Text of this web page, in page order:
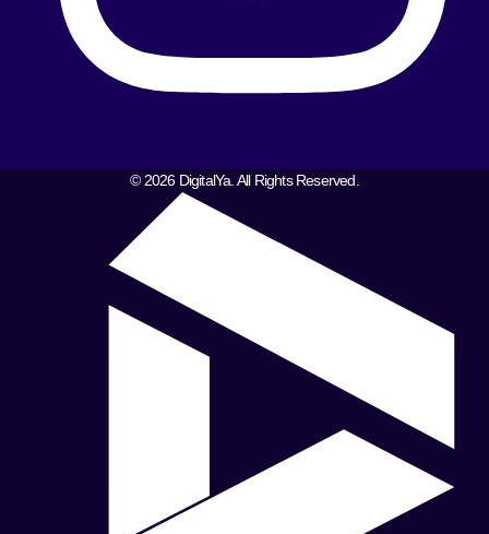
© 2026 DigitalYa. All Rights Reserved.